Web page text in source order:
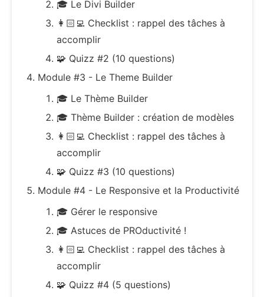
🎓 Le Divi Builder
👩🏻‍💻 Checklist : rappel des tâches à
accomplir
🧩 Quizz #2 (10 questions)
Module #3 - Le Theme Builder
🎓 Le Thème Builder
🎓 Thème Builder : création de modèles
👩🏻‍💻 Checklist : rappel des tâches à
accomplir
🧩 Quizz #3 (10 questions)
Module #4 - Le Responsive et la Productivité
🎓 Gérer le responsive
🎓 Astuces de PROductivité !
👩🏻‍💻 Checklist : rappel des tâches à
accomplir
🧩 Quizz #4 (5 questions)